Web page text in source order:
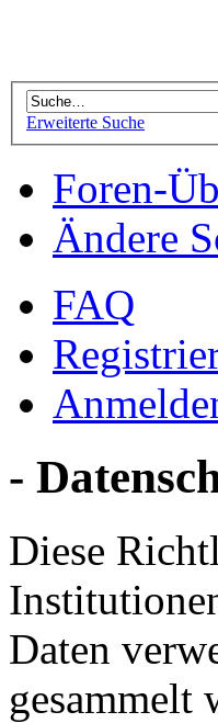
Erweiterte Suche
Foren-
Ändere
FAQ
-
Diese
Daten
gesammelt